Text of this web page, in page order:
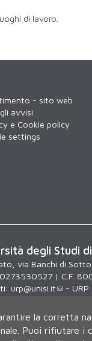
di lavoro.
- sito web
avvisi
e Cookie policy
settings
degli Studi
via Banchi di
| C.F.
urp@unisi.it
- URP
la corretta
Puoi rifiutare i